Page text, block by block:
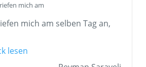
mich am
mich am selben Tag an,
lesen